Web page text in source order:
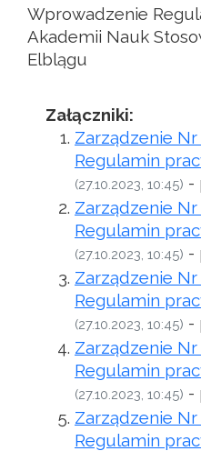
Wprowadzenie
Akademii Nauk
Elblągu
Załączniki:
Zarządzenie
Regulamin
(27.10.2023, 10:45) -
Zarządzenie
Regulamin
(27.10.2023, 10:45) -
Zarządzenie
Regulamin
(27.10.2023, 10:45) -
Zarządzenie
Regulamin
(27.10.2023, 10:45) -
Zarządzenie
Regulamin